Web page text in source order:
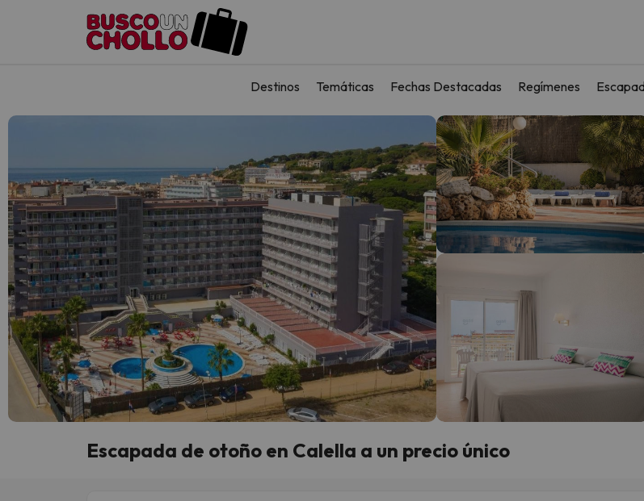
Destinos Temáticas Fechas Destacadas Regímenes
Escapada de otoño en Calella a un precio único